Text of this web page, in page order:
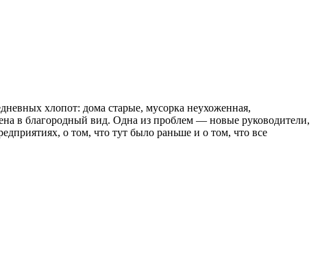
хлопот: дома старые, мусорка неухоженная,
в благородный вид. Одна из проблем — новые руководители,
о том, что тут было раньше и о том, что все